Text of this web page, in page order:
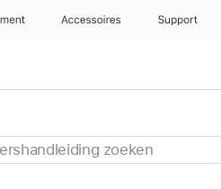
Accessoires Support